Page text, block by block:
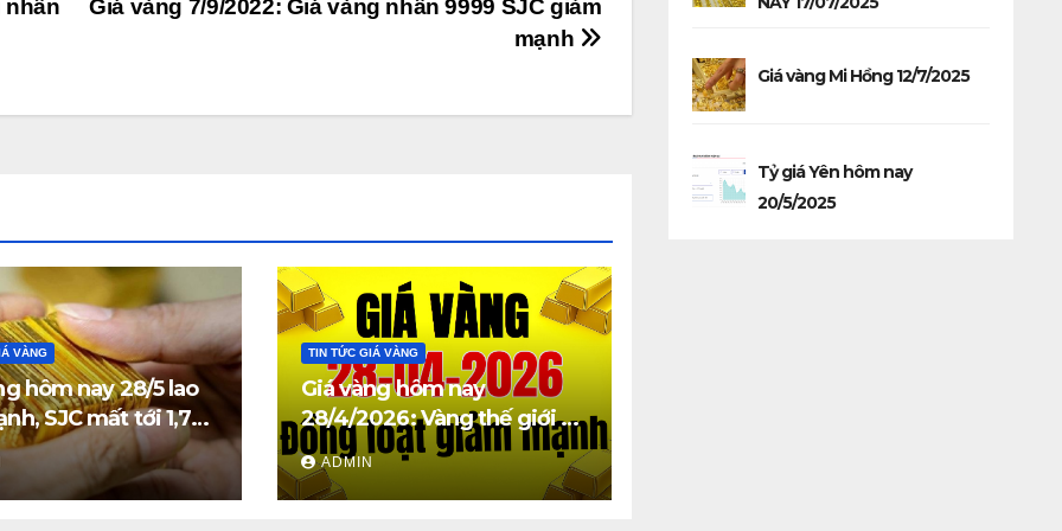
Giá vàng 7/9/2022: Giá vàng nhẫn 9999 SJC giảm
mạnh
nhẫn
VÀNG
hôm nay 28/5 lao
SJC mất tới 1,7
lượng
TIN TỨC GIÁ VÀNG
Giá vàng hôm nay
28/4/2026: Vàng thế giới và
trong nước đồng loạt giảm
mạnh
ADMIN
Giá vàng Mi Hồng 12/7/2025
Tỷ giá Yên hôm nay
20/5/2025